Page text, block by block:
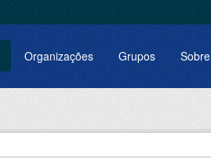
Organizações Grupos Sobre